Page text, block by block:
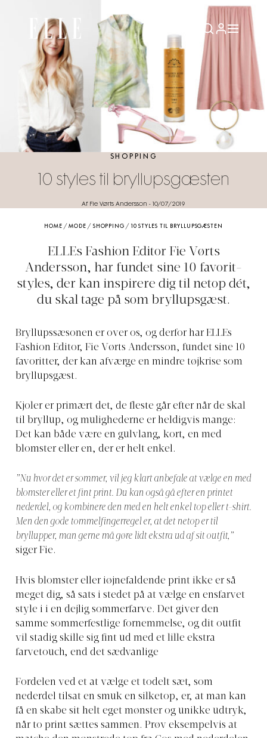
SHOPPING
10 styles til bryllupsgæsten
Af Fie Vørts Andersson - 10/07/2019
HOME /MODE / SHOPPING / 10 STYLES TIL BRYLLUPSGÆSTEN
ELLEs Fashion Editor Fie Vørts
Andersson, har fundet sine 10 favorit-
styles, der kan inspirere dig til netop dét,
du skal tage på som bryllupsgæst.
Bryllupssæsonen er over os, og derfor har ELLEs
Fashion Editor, Fie Vørts Andersson, fundet sine 10
favoritter, der kan afværge en mindre tøjkrise som
bryllupsgæst.
Kjoler er primært det, de fleste går efter når de skal
til bryllup, og mulighederne er heldigvis mange:
Det kan både være en gulvlang, kort, en med
blomster eller en, der er helt enkel.
”Nu hvor det er sommer, vil jeg klart anbefale at vælge en med
blomster eller et fint print. Du kan også gå efter en printet
nederdel, og kombinere den med en helt enkel top eller t-shirt.
Men den gode tommelfingerregel er, at det netop er til
bryllupper, man gerne må gøre lidt ekstra ud af sit outfit,”
siger Fie.
Hvis blomster eller iøjnefaldende print ikke er så
meget dig, så sats i stedet på at vælge en ensfarvet
style i i en dejlig sommerfarve. Det giver den
samme sommerfestlige fornemmelse, og dit outfit
vil stadig skille sig fint ud med et lille ekstra
farvetouch, end det sædvanlige
Fordelen ved et at vælge et todelt sæt, som
nederdel tilsat en smuk en silketop, er, at man kan
få en skabe sit helt eget mønster og unikke udtryk,
når to print sættes sammen. Prøv eksempelvis at